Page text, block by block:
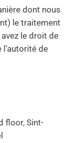
dont nous
le traitement
le droit de
de
floor, Sint-